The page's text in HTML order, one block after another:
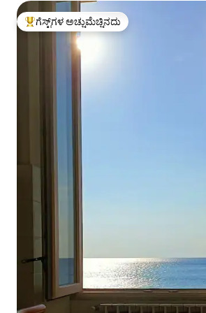
ಗೆಸ್ಟ್‌ಗಳಿಗೆ ಅತಿ ಹೆಚ್ಚು ಅಚ್ಚುಮೆಚ್ಚಿನದು
ಗೆಸ್ಟ್‌ಗಳ ಅಚ್ಚುಮೆಚ್ಚಿನದು